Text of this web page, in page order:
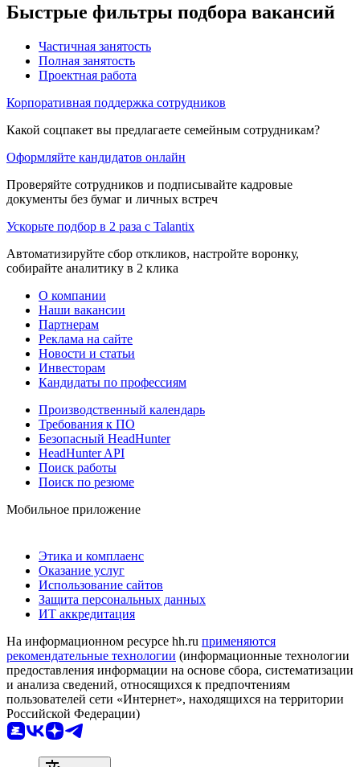
Быстрые фильтры подбора вакансий
Частичная занятость
Полная занятость
Проектная работа
Корпоративная поддержка сотрудников
Какой соцпакет вы предлагаете семейным сотрудникам?
Оформляйте кандидатов онлайн
Проверяйте сотрудников и подписывайте кадровые
документы без бумаг и личных встреч
Ускорьте подбор в 2 раза с Talantix
Автоматизируйте сбор откликов, настройте воронку,
собирайте аналитику в 2 клика
О компании
Наши вакансии
Партнерам
Реклама на сайте
Новости и статьи
Инвесторам
Кандидаты по профессиям
Производственный календарь
Требования к ПО
Безопасный HeadHunter
HeadHunter API
Поиск работы
Поиск по резюме
Мобильное приложение
Этика и комплаенс
Оказание услуг
Использование сайтов
Защита персональных данных
ИТ аккредитация
На информационном ресурсе hh.ru применяются
рекомендательные технологии (информационные технологии
предоставления информации на основе сбора, систематизации
и анализа сведений, относящихся к предпочтениям
пользователей сети «Интернет», находящихся на территории
Российской Федерации)